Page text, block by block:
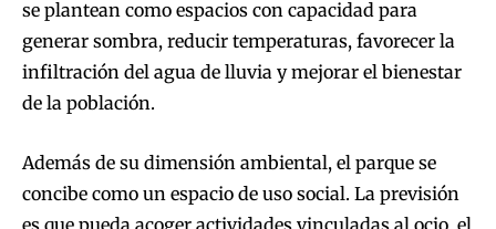
se plantean como espacios con capacidad para
generar sombra, reducir temperaturas, favorecer la
infiltración del agua de lluvia y mejorar el bienestar
de la población.
Además de su dimensión ambiental, el parque se
concibe como un espacio de uso social. La previsión